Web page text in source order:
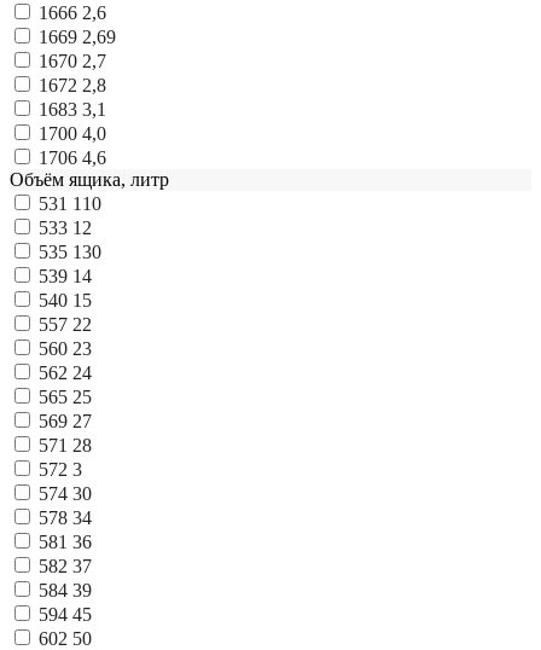
1666 2,6
1669 2,69
1670 2,7
1672 2,8
1683 3,1
1700 4,0
1706 4,6
Объём ящика, литр
531 110
533 12
535 130
539 14
540 15
557 22
560 23
562 24
565 25
569 27
571 28
572 3
574 30
578 34
581 36
582 37
584 39
594 45
602 50